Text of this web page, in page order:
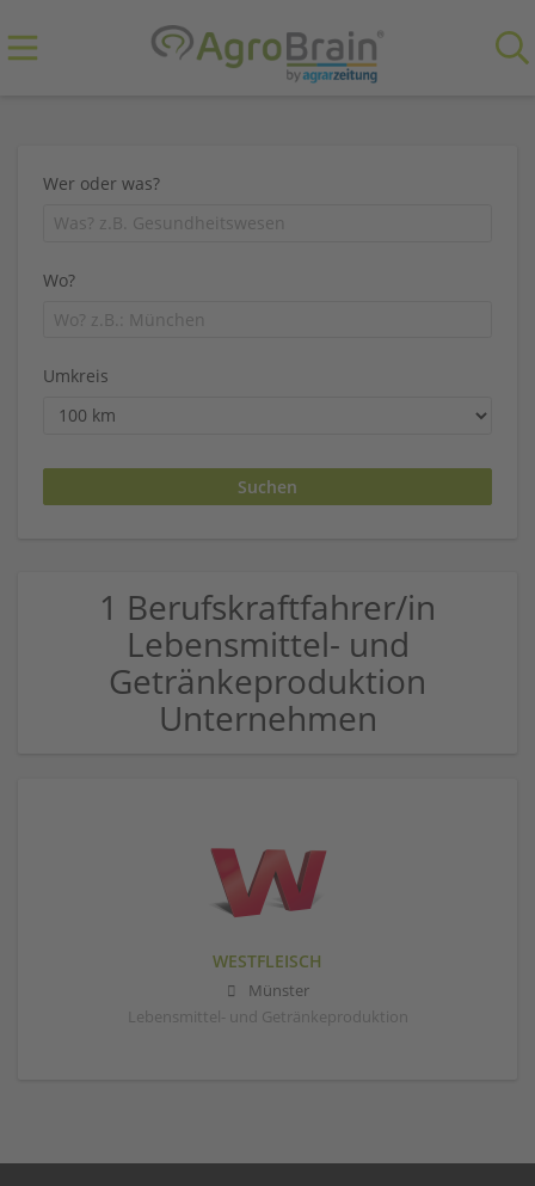
Wer oder was?
Wo?
Umkreis
1 Berufskraftfahrer/in
Lebensmittel- und
Getränkeproduktion
Unternehmen
WESTFLEISCH
Münster
Lebensmittel- und Getränkeproduktion